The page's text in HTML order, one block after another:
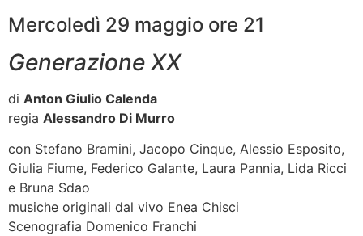
Mercoledì 29 maggio ore 21
Generazione XX
di Anton Giulio Calenda
regia Alessandro Di Murro
con Stefano Bramini, Jacopo Cinque, Alessio Esposito,
Giulia Fiume, Federico Galante, Laura Pannia, Lida Ricci
e Bruna Sdao
musiche originali dal vivo Enea Chisci
Scenografia Domenico Franchi